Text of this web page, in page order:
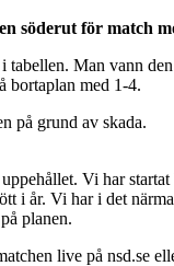
söderut för match
Man vann
bortaplan med 1-4.
på grund av skada.
Vi har
i år. Vi har i det
planen.
live på nsd.se